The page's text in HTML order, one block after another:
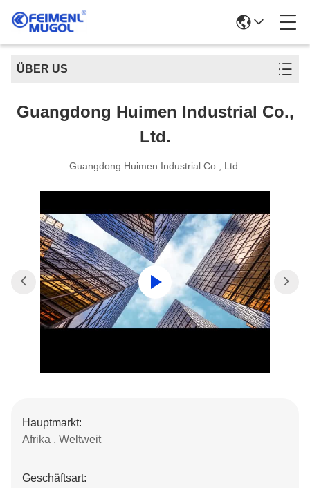
ÜBER US
Guangdong Huimen Industrial Co.,
Ltd.
Guangdong Huimen Industrial Co., Ltd.
Hauptmarkt:
Afrika , Weltweit
Geschäftsart: